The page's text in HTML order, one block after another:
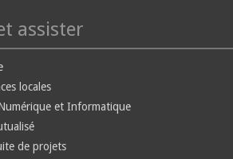
assister
locales
et Informatique
de projets